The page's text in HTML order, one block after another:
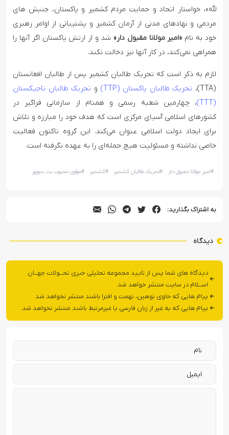
لله»، خواستار اتحاد و حمایت مردم کشمیر و پاکستان، جنبش های
مردمی و نهادهای مدنی از آرمان کشمیر و پشتیبانی از اوامر رهبری
خود به نام «امیر مولانا مقبول دار» شد و از ارتش پاکستان اگر آنها را
همراهی نمی‌کند، در کار آنها نیز دخالت نکند.
لازم به ذکر است که تحریک طالبان کشمیر پس از طالبان افغانستان
(TTA)،
تحریک طالبان پاکستان (TTP) و تحریک طالبان تاجیکستان
(TTT)
، چهارمین شعبه
رسمی و همنام از سازمانی فراگیر در
کشورهای اسلامی آسیای مرکزی است که هدف خود را مبارزه و تلاش
برای ایجاد دولت اسلامی عنوان می‌کند. این گروه تاکنون فعالیت
خاصی نداشته و مسئولیت هیچ حمله‌ای را به عهده نگرفته است.
#امیر مولانا مقبول دار #تحریک طالبان کشمیر #کشمیر #مولوی محبوب بت سوپور
به اشتراک بگذارید:
دیدگاه
دیدگاه های شما پس از تایید مجموعه تحلیلی خبری تحــولات جهــان
اســلام در سایت منتشر خواهد شد.
پیام هایی که حاوی توهین، تهمت و افترا باشند منتشر نخواهد شد.
پیام هایی که به غیر از زبان فارسی یا غیرمرتبط باشند منتشر نخواهد شد.